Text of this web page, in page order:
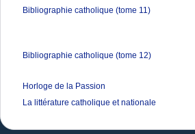
Bibliographie catholique (tome 11)
Bibliographie catholique (tome 12)
Horloge de la Passion
La littérature catholique et nationale